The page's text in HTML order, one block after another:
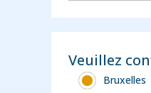
Veuillez
Bruxelles